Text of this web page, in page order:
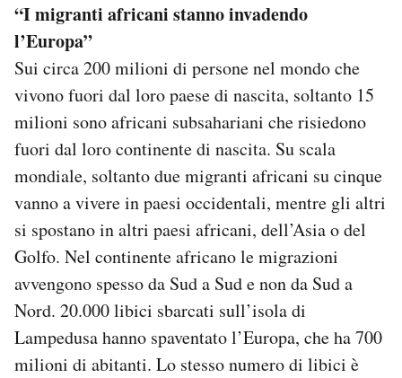
“I migranti africani stanno invadendo
l’Europa”
Sui circa 200 milioni di persone nel mondo che
vivono fuori dal loro paese di nascita, soltanto 15
milioni sono africani subsahariani che risiedono
fuori dal loro continente di nascita. Su scala
mondiale, soltanto due migranti africani su cinque
vanno a vivere in paesi occidentali, mentre gli altri
si spostano in altri paesi africani, dell’Asia o del
Golfo. Nel continente africano le migrazioni
avvengono spesso da Sud a Sud e non da Sud a
Nord. 20.000 libici sbarcati sull’isola di
Lampedusa hanno spaventato l’Europa, che ha 700
milioni di abitanti. Lo stesso numero di libici è